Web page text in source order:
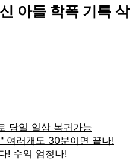
아들 학폭 기록 삭